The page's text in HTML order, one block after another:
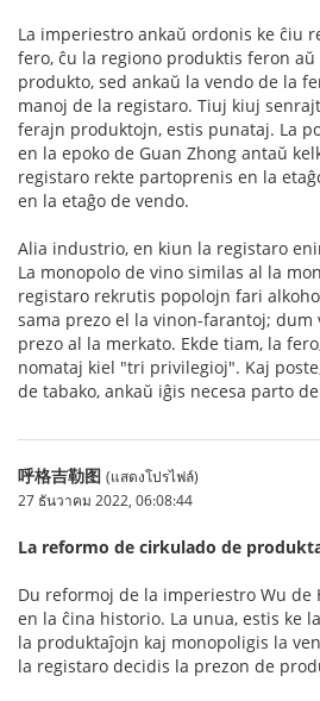
La imperiestro ankaŭ ordonis ke ĉiu
fero, ĉu la regiono produktis feron aŭ
produkto, sed ankaŭ la vendo de la
manoj de la registaro. Tiuj kiuj
ferajn produktojn, estis punataj. La
en la epoko de Guan Zhong antaŭ
registaro rekte partoprenis en la
en la etaĝo de vendo.
Alia industrio, en kiun la registaro
La monopolo de vino similas al la
registaro rekrutis popolojn fari
sama prezo el la vinon-farantoj;
prezo al la merkato. Ekde tiam, la
nomataj kiel "tri privilegioj". Kaj
de tabako, ankaŭ iĝis necesa parto
呼格吉勒图 (แสดงโปรไฟล์)
27 ธันวาคม 2022, 06:08:44
La reformo de cirkulado de
Du reformoj de la imperiestro Wu de
en la ĉina historio. La unua, estis ke
la produktaĵojn kaj monopoligis la
la registaro decidis la prezon de